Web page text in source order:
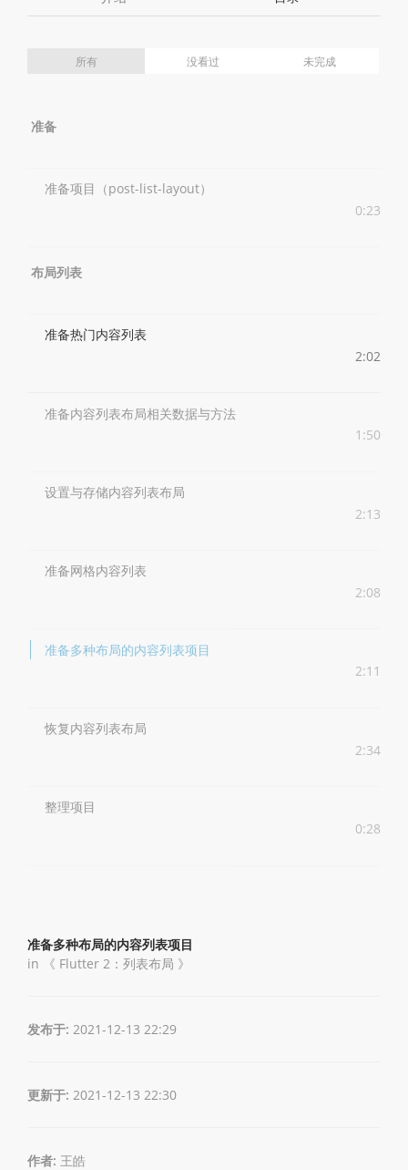
所有 没看过 未完成
准备
准备项目（post-list-layout）
0:23
布局列表
准备热门内容列表
2:02
准备内容列表布局相关数据与方法
1:50
设置与存储内容列表布局
2:13
准备网格内容列表
2:08
准备多种布局的内容列表项目
2:11
恢复内容列表布局
2:34
整理项目
0:28
准备多种布局的内容列表项目
in 《 Flutter 2：列表布局 》
发布于: 2021-12-13 22:29
更新于: 2021-12-13 22:30
作者: 王皓